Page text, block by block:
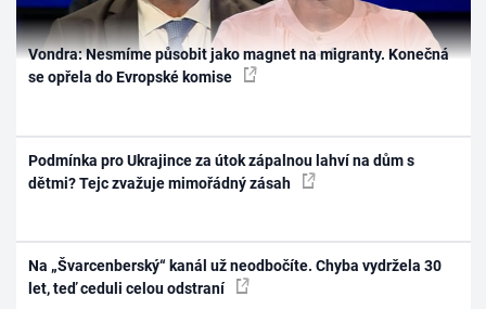
Vondra: Nesmíme působit jako magnet na migranty. Konečná
se opřela do Evropské komise
Podmínka pro Ukrajince za útok zápalnou lahví na dům s
dětmi? Tejc zvažuje mimořádný zásah
Na „Švarcenberský“ kanál už neodbočíte. Chyba vydržela 30
let, teď ceduli celou odstraní